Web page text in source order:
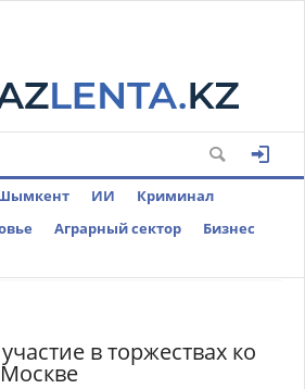
ИИ
Криминал
Аграрный сектор
Бизнес
в торжествах ко